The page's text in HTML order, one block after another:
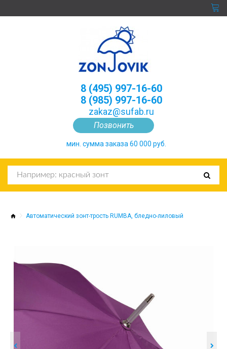
Позвонить
8 (495) 997-16-60
8 (985) 997-16-60
zakaz@sufab.ru
мин. сумма заказа 60 000 руб.
Автоматический зонт-трость RUMBA, бледно-лиловый